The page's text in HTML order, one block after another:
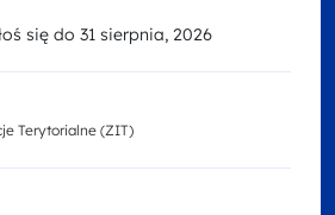
się do 31 sierpnia, 2026
Terytorialne (ZIT)